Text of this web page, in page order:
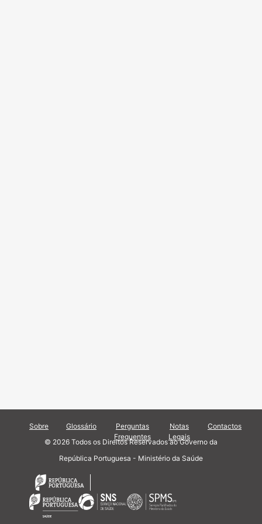
Sobre Glossário
Perguntas
Frequentes
Notas
Legais
Contactos
© 2026 Todos os Direitos Reservados ao Governo da
República Portuguesa - Ministério da Saúde